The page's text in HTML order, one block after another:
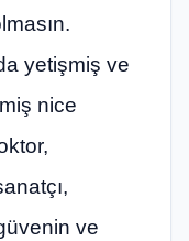
yetişmiş ve
nice
ve